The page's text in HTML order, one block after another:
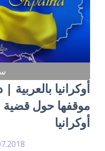
أوكرانيا
موقفها حول قضية
أوكرانيا
- 11:04